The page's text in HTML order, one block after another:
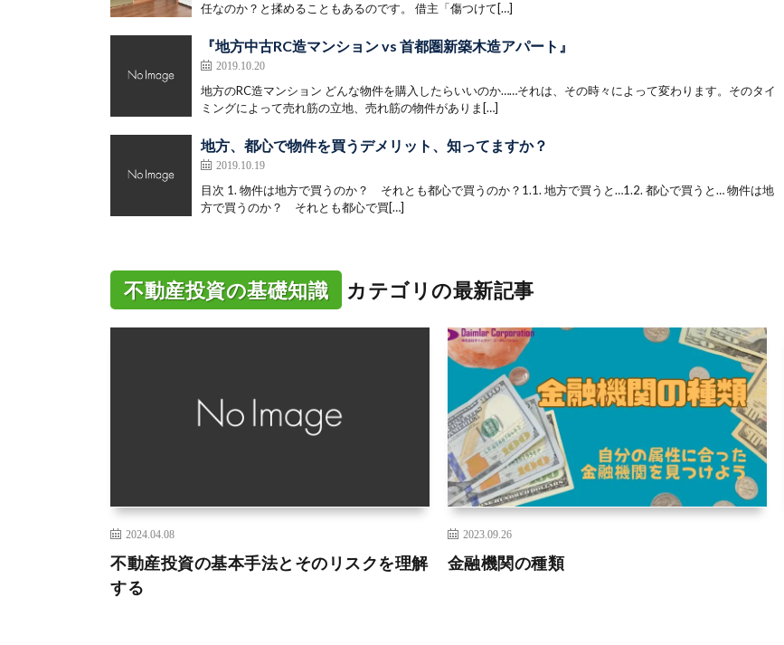
任なのか？と揉めることもあるのです。 借主「傷つけて[…]
『地方中古RC造マンション vs 首都圏新築木造アパート』
2019.10.20
地方のRC造マンション どんな物件を購入したらいいのか……それは、その時々によって変わります。そのタイ
ミングによって売れ筋の立地、売れ筋の物件がありま[…]
地方、都心で物件を買うデメリット、知ってますか？
2019.10.19
目次 1. 物件は地方で買うのか？ それとも都心で買うのか？1.1. 地方で買うと…1.2. 都心で買うと… 物件は地
方で買うのか？ それとも都心で買[…]
不動産投資の基礎知識 カテゴリの最新記事
2024.04.08
不動産投資の基本手法とそのリスクを理解
する
2023.09.26
金融機関の種類